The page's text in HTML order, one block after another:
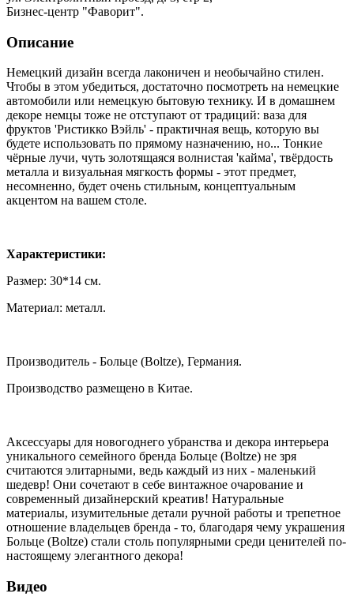
Бизнес-центр "Фаворит".
Описание
Немецкий дизайн всегда лаконичен и необычайно стилен.
Чтобы в этом убедиться, достаточно посмотреть на немецкие
автомобили или немецкую бытовую технику. И в домашнем
декоре немцы тоже не отступают от традиций: ваза для
фруктов 'Ристикко Вэйль' - практичная вещь, которую вы
будете использовать по прямому назначению, но... Тонкие
чёрные лучи, чуть золотящаяся волнистая 'кайма', твёрдость
металла и визуальная мягкость формы - этот предмет,
несомненно, будет очень стильным, концептуальным
акцентом на вашем столе.
Характеристики:
Размер: 30*14 см.
Материал: металл.
Производитель - Больце (Boltze), Германия.
Производство размещено в Китае.
Аксессуары для новогоднего убранства и декора интерьера
уникального семейного бренда Больце (Boltze) не зря
считаются элитарными, ведь каждый из них - маленький
шедевр! Они сочетают в себе винтажное очарование и
современный дизайнерский креатив! Натуральные
материалы, изумительные детали ручной работы и трепетное
отношение владельцев бренда - то, благодаря чему украшения
Больце (Boltze) стали столь популярными среди ценителей по-
настоящему элегантного декора!
Видео